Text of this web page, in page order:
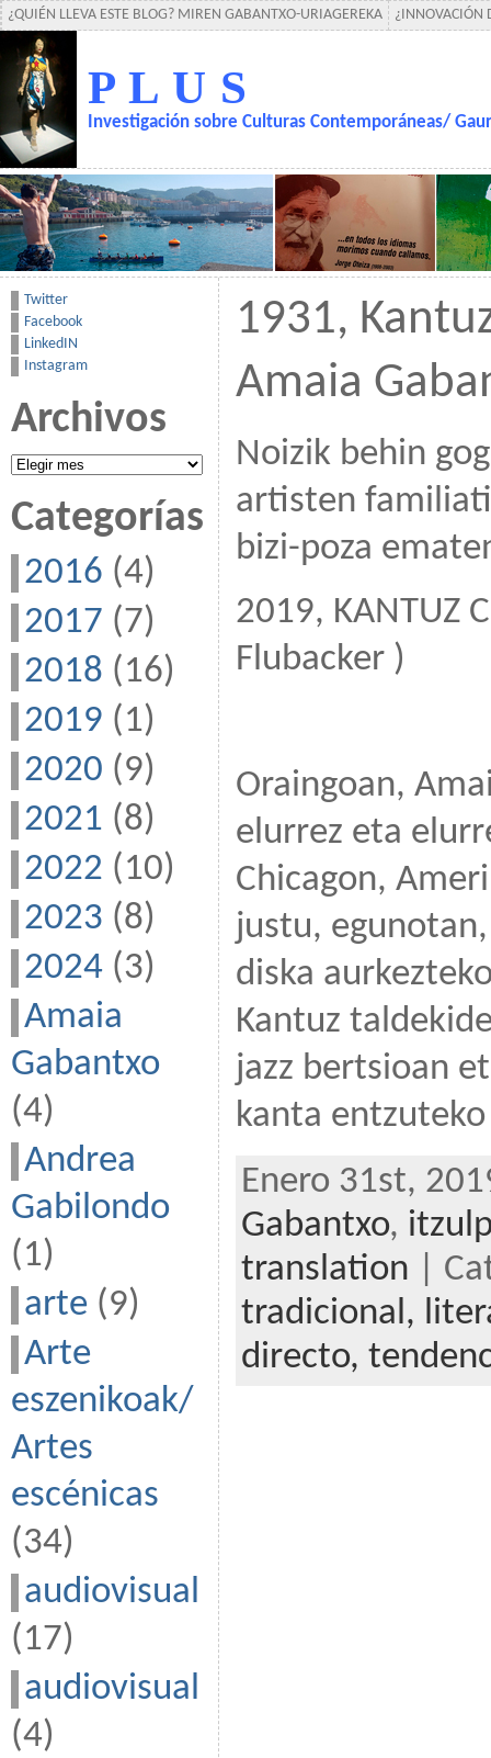
¿QUIÉN LLEVA ESTE BLOG? MIREN GABANTXO-URIAGEREKA ¿INNOVACIÓN
P L U S
Investigación sobre Culturas Contemporáneas/
Twitter
Facebook
LinkedIN
Instagram
Archivos
Archivos
Categorías
2016 (4)
2017 (7)
2018 (16)
2019 (1)
2020 (9)
2021 (8)
2022 (10)
2023 (8)
2024 (3)
Amaia
Gabantxo
(4)
Andrea
Gabilondo
(1)
arte (9)
Arte
eszenikoak/
Artes
escénicas
(34)
audiovisual
(17)
audiovisual
(4)
1931,
Amaia
Noizik behin
artisten
bizi-poza
2019, KANTUZ
Flubacker )
Oraingoan,
elurrez eta
Chicagon,
justu,
diska
Kantuz
jazz bertsioan
kanta
Enero 31st,
Gabantxo,
translation |
tradicional,
directo,